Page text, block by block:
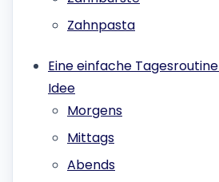
Zahnpasta
Eine einfache
Idee
Morgens
Mittags
Abends